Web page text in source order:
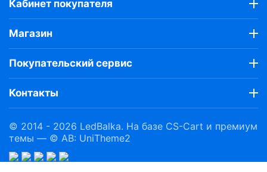
Кабинет покупателя
Магазин
Покупательский сервис
Контакты
© 2014 - 2026 LedBalka. На базе CS-Cart и премиум
темы — © AB: UniTheme2